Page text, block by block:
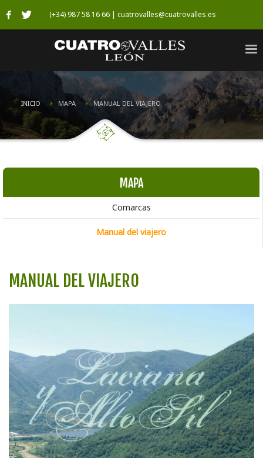
(+34) 987 58 16 66 | cuatrovalles@cuatrovalles.es
INICIO MAPA MANUAL DEL VIAJERO
MAPA
Comarcas
Manual del viajero
MANUAL DEL VIAJERO